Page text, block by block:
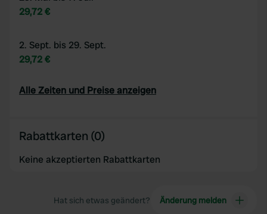
29,72 €
2. Sept. bis 29. Sept.
29,72 €
Alle Zeiten und Preise anzeigen
Rabattkarten (0)
Keine akzeptierten Rabattkarten
Hat sich etwas geändert? Änderung melden